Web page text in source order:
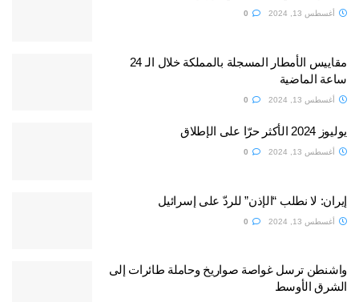
أغسطس 13, 2024
مقاييس الأمطار المسجلة بالمملكة خلال الـ 24
ساعة الماضية
أغسطس 13, 2024
يوليوز 2024 الأكثر حرّا على الإطلاق
أغسطس 13, 2024
إيران: لا نطلب “الإذن” للردّ على إسرائيل
أغسطس 13, 2024
واشنطن ترسل غواصة صواريخ وحاملة طائرات إلى
الشرق الأوسط